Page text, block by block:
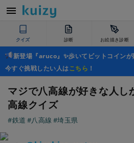
クイズ 診断 お絵描き診断
新登場『aruco』✨歩いてビットコインが
今すぐ挑戦したい人はこちら ！
マジで八高線が好きな人し
高線クイズ
#鉄道 #八高線 #埼玉県